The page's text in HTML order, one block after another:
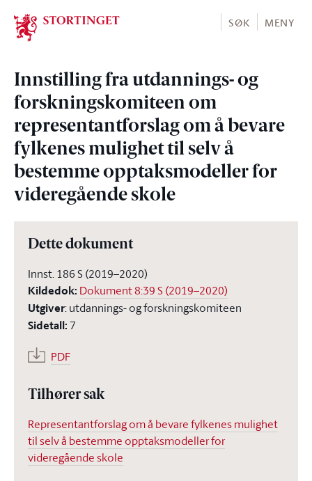
Stortinget.no
SØK MENY
Innstilling fra utdannings- og
forskningskomiteen om
representantforslag om å bevare
fylkenes mulighet til selv å
bestemme opptaksmodeller for
videregående skole
Dette dokument
Innst. 186 S (2019–2020)
Kildedok: Dokument 8:39 S (2019–2020)
Utgiver:utdannings- og forskningskomiteen
Sidetall:7
PDF
Tilhører sak
Representantforslag om å bevare fylkenes mulighet
til selv å bestemme opptaksmodeller for
videregående skole